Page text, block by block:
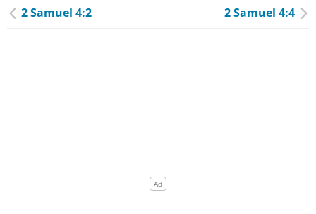
2 Samuel 4:2 2 Samuel 4:4